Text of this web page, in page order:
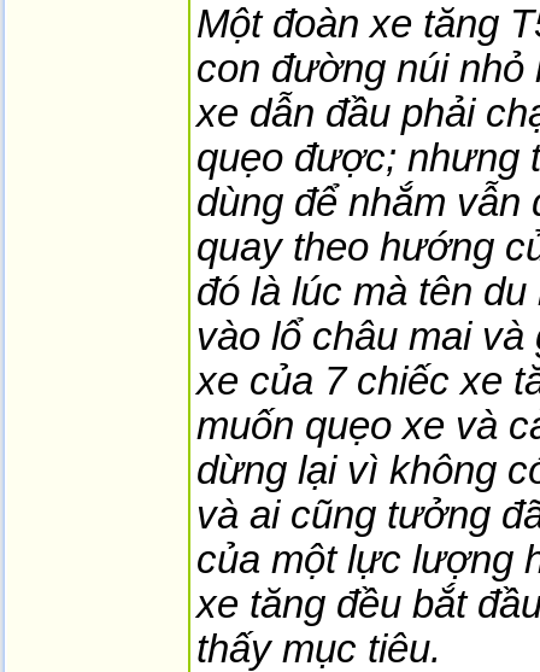
Một đoàn xe tăng
con đường núi nhỏ
xe dẫn đầu phải
quẹo được; nhưng
dùng để nhắm vẫn
quay theo hướng
đó là lúc mà tên
vào lổ châu mai
xe của 7 chiếc xe
muốn quẹo xe và
dừng lại vì không
và ai cũng tưởng
của một lực lượng
xe tăng đều bắt
thấy mục tiêu.